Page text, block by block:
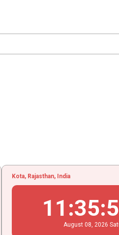
Kota, Rajasthan, India
11 :35:
August 08 , 2026